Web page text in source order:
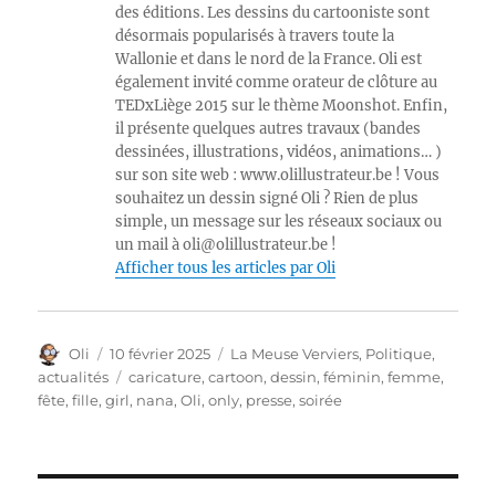
des éditions. Les dessins du cartooniste sont
désormais popularisés à travers toute la
Wallonie et dans le nord de la France. Oli est
également invité comme orateur de clôture au
TEDxLiège 2015 sur le thème Moonshot. Enfin,
il présente quelques autres travaux (bandes
dessinées, illustrations, vidéos, animations… )
sur son site web : www.olillustrateur.be ! Vous
souhaitez un dessin signé Oli ? Rien de plus
simple, un message sur les réseaux sociaux ou
un mail à oli@olillustrateur.be !
Afficher tous les articles par Oli
Auteur
Oli
Publié
le
10 février 2025 Catégories
La Meuse Verviers, Politique,
actualités
Étiquettes
caricature,cartoon,dessin,féminin,femme,
fête,fille,girl, nana,Oli,only, presse,soirée